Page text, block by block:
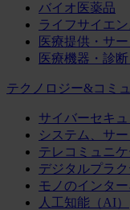
バイオ医薬品
ライフサイエ
医療提供・サー
医療機器・診
テクノロジー&コミ
サイバーセキュ
システム、サ
テレコミュニ
デジタルプラク
モノのインタ
人工知能（AI）